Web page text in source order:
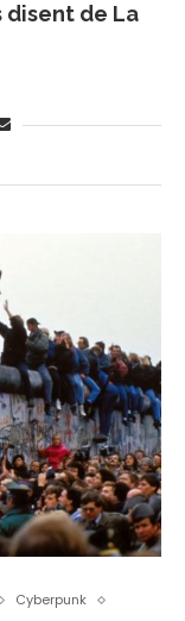
disent de La
Cyberpunk